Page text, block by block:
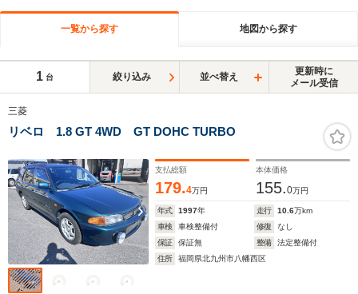
一覧から探す 地図から探す
1 台 絞り込み 並べ替え
更新時に
メール受信
三菱
リベロ 1.8 GT 4WD GT DOHC TURBO
支払総額
179.4万円
本体価格
155.0万円
年式 1997年 走行 10.6万km
車検
車検整備付 修復
なし
保証
保証無 整備
法定整備付
住所
福岡県北九州市八幡西区